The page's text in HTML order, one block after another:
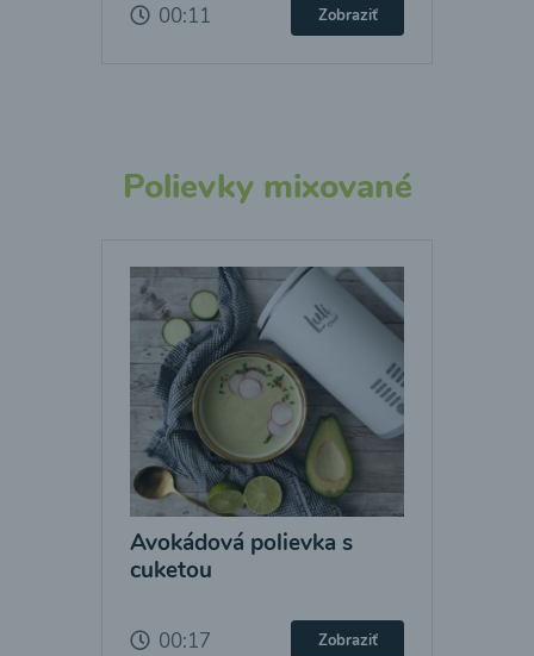
00:11 Zobraziť
Polievky mixované
Avokádová polievka s
cuketou
00:17 Zobraziť